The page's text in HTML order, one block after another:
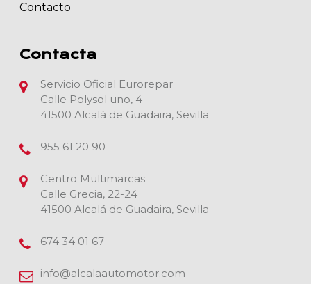
Contacto
Contacta
Servicio Oficial Eurorepar
Calle Polysol uno, 4
41500 Alcalá de Guadaira, Sevilla
955 61 20 90
Centro Multimarcas
Calle Grecia, 22-24
41500 Alcalá de Guadaira, Sevilla
674 34 01 67
info@alcalaautomotor.com